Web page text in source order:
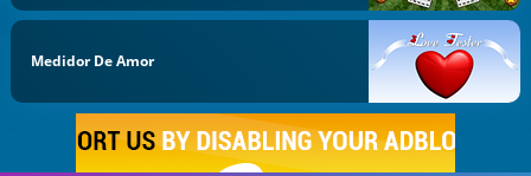
Medidor De Amor